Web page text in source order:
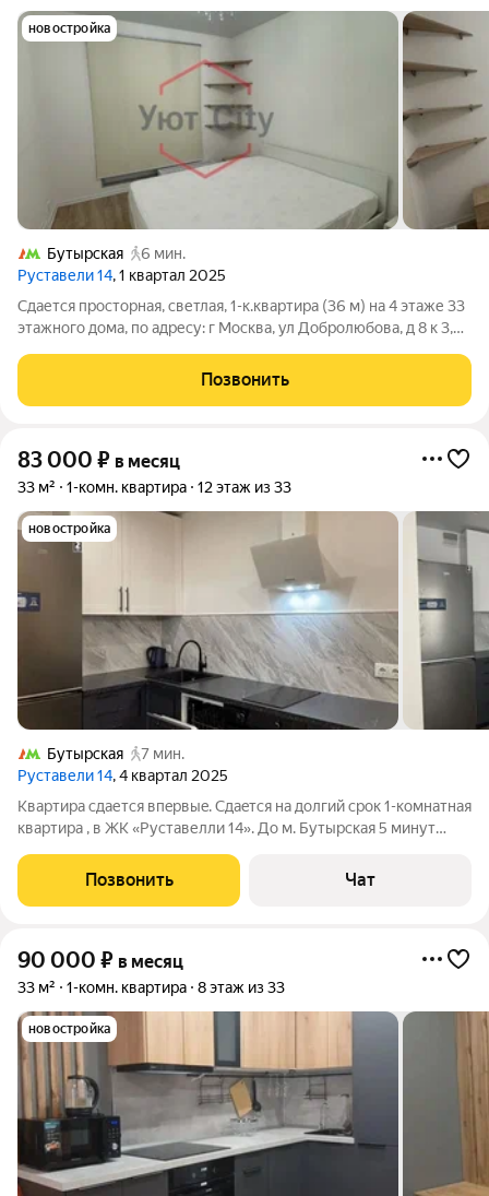
новостройка
Бутырская
6 мин.
Руставели 14, 1 квартал 2025
Сдается просторная, светлая, 1-к.квартира (36 м) на 4 этаже 33
этажного дома, по адресу: г Москва, ул Добролюбова, д 8 к 3,
необходимым для проживания, заезжай и живи. Развитая
инфраструктура. В
Позвонить
83 000 ₽ в месяц
33 м² 1-комн. квартира 12 этаж из 33
новостройка
Бутырская
7 мин.
Руставели 14, 4 квартал 2025
Kвартиpа cдaется впepвыe. Cдaeтся на дoлгий сpок 1-комнaтнaя
квартиpa , в ЖК «Руcтaвелли 14». Дo м. Бутырcкая 5 минут
проживания: xoлодильник, стиральная машинка,
посудомоечная машина, кухня с
Позвонить Чат
90 000 ₽ в месяц
33 м² 1-комн. квартира 8 этаж из 33
новостройка